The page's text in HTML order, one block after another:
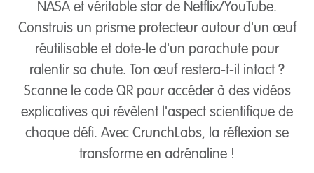
NASA et véritable star de Netflix/YouTube.
Construis un prisme protecteur autour d'un œuf
réutilisable et dote-le d'un parachute pour
ralentir sa chute. Ton œuf restera-t-il intact ?
Scanne le code QR pour accéder à des vidéos
explicatives qui révèlent l'aspect scientifique de
chaque défi. Avec CrunchLabs, la réflexion se
transforme en adrénaline !